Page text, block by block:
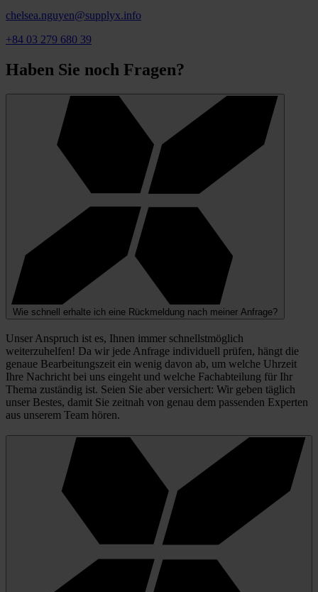
chelsea.nguyen@supplyx.info
+84 03 279 680 39
Haben Sie noch Fragen?
Wie schnell erhalte ich eine Rückmeldung nach meiner Anfrage?
Unser Anspruch ist es, Ihnen immer schnellstmöglich
weiterzuhelfen! Da wir jede Anfrage individuell prüfen, hängt die
genaue Bearbeitungszeit ein wenig davon ab, um welche Uhrzeit
Ihre Nachricht bei uns eingeht und welche Fachabteilung für Ihr
Thema zuständig ist. Seien Sie aber versichert: Wir geben täglich
unser Bestes, damit Sie zeitnah von genau dem passenden Experten
aus unserem Team hören.